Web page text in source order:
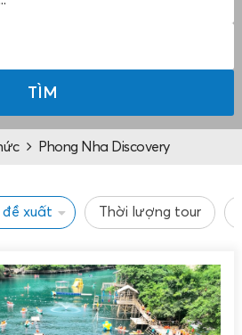
TÌM
Phong Nha Discovery
đề xuất Thời lượng tour